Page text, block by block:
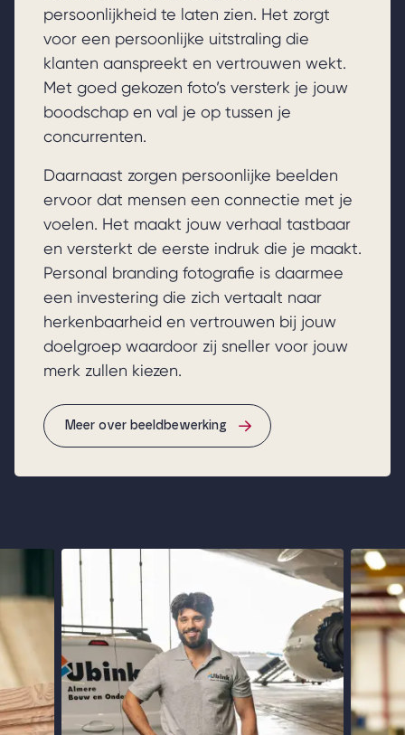
persoonlijkheid te laten zien. Het zorgt
voor een persoonlijke uitstraling die
klanten aanspreekt en vertrouwen wekt.
Met goed gekozen foto’s versterk je jouw
boodschap en val je op tussen je
concurrenten.
Daarnaast zorgen persoonlijke beelden
ervoor dat mensen een connectie met je
voelen. Het maakt jouw verhaal tastbaar
en versterkt de eerste indruk die je maakt.
Personal branding fotografie is daarmee
een investering die zich vertaalt naar
herkenbaarheid en vertrouwen bij jouw
doelgroep waardoor zij sneller voor jouw
merk zullen kiezen.
Meer over beeldbewerking